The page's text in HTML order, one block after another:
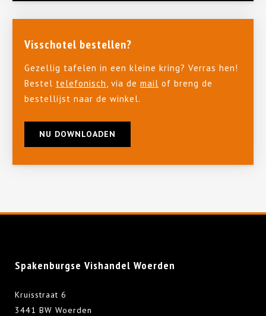
Visschotel bestellen?
Gezellig tafelen in een kleine kring? Verras hen!
Bestel telefonisch, via de mail of breng de
bestellijst naar de winkel.
NU DOWNLOADEN
Spakenburgse Vishandel Woerden
Kruisstraat 6
3441 BW Woerden